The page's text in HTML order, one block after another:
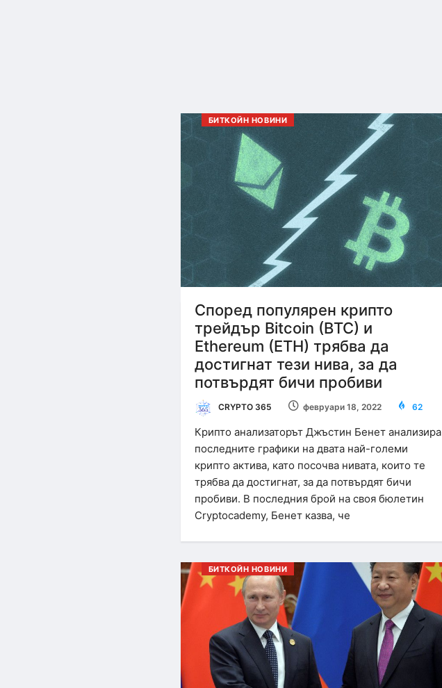
БИТКОЙН НОВИНИ
Според популярен крипто
трейдър Bitcoin (BTC) и
Ethereum (ETH) трябва да
достигнат тези нива, за да
потвърдят бичи пробиви
CRYPTO 365 февруари 18, 2022 62
Крипто анализаторът Джъстин Бенет анализира
последните графики на двата най-големи
крипто актива, като посочва нивата, които те
трябва да достигнат, за да потвърдят бичи
пробиви. В последния брой на своя бюлетин
Cryptocademy, Бенет казва, че
БИТКОЙН НОВИНИ